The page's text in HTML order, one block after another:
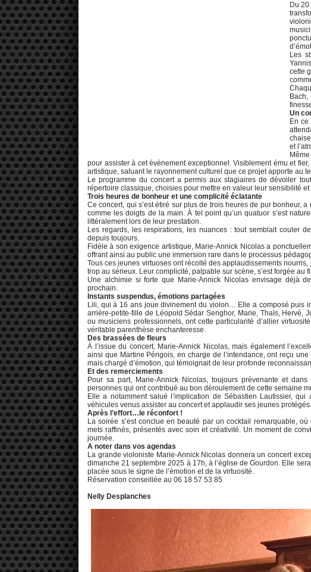
Du
Les
cette
Un
En ce
et
pour assister à cet événement exceptionnel. Visiblement ému et
artistique, saluant le rayonnement culturel que ce projet apporte au
Le programme du concert a permis aux stagiaires de dévoiler
répertoire classique, choisies pour mettre en valeur leur sensibilité
Trois heures de bonheur et une complicité éclatante
Ce concert, qui s’est étiré sur plus de trois heures de pur bonheur,
comme les doigts de la main. À tel point qu’un quatuor s’est
littéralement lors de leur prestation.
Les regards, les respirations, les nuances : tout semblait couler
depuis toujours.
Fidèle à son exigence artistique, Marie-Annick Nicolas a
offrant ainsi au public une immersion rare dans le processus
Tous ces jeunes virtuoses ont récolté des applaudissements
trop au sérieux. Leur complicité, palpable sur scène, s’est forgée
Une alchimie si forte que Marie-Annick Nicolas envisage déjà
prochain.
Instants suspendus, émotions partagées
Lili, qui à 16 ans joue divinement du violon… Elle a composé puis
arrière-petite-fille de Léopold Sédar Senghor, Marie, Thaïs, Hervé,
ou musiciens professionnels, ont cette particularité d’allier
véritable parenthèse enchanteresse.
Des brassées de fleurs
À l’issue du concert, Marie-Annick Nicolas, mais également
ainsi que Martine Périgois, en charge de l’intendance, ont reçu
mais chargé d’émotion, qui témoignait de leur profonde
Et des remerciements
Pour sa part, Marie-Annick Nicolas, toujours prévenante et
personnes qui ont contribué au bon déroulement de cette semaine
Elle a notamment salué l’implication de Sébastien Lautissier,
véhicules venus assister au concert et applaudir ses jeunes protégés.
Après l’effort…le réconfort !
La soirée s’est conclue en beauté par un cocktail remarquable,
mets raffinés, présentés avec soin et créativité. Un moment de
journée.
A noter dans vos agendas
La grande violoniste Marie-Annick Nicolas donnera un concert
dimanche 21 septembre 2025 à 17h, à l’église de Gourdon. Elle
placée sous le signe de l’émotion et de la virtuosité.
Réservation conseillée au 06 18 57 53 85
Nelly Desplanches